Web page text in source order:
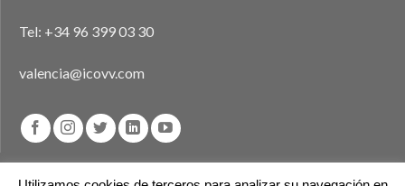
Tel: +34 96 399 03 30
valencia@icovv.com